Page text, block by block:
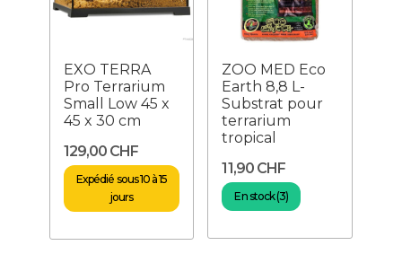
EXO TERRA
Pro Terrarium
Small Low 45 x
45 x 30 cm
129,00 CHF
Expédié sous 10 à 15
jours
ZOO MED Eco
Earth 8,8 L-
Substrat pour
terrarium
tropical
11,90 CHF
En stock (3)